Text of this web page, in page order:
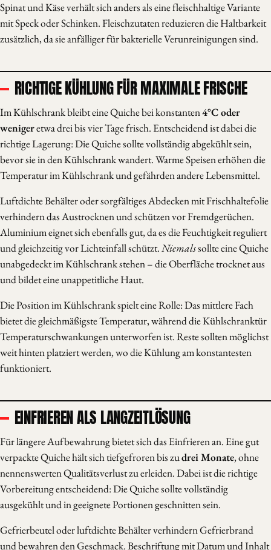
Spinat und Käse verhält sich anders als eine fleischhaltige Variante
mit Speck oder Schinken. Fleischzutaten reduzieren die Haltbarkeit
zusätzlich, da sie anfälliger für bakterielle Verunreinigungen sind.
RICHTIGE KÜHLUNG FÜR MAXIMALE FRISCHE
Im Kühlschrank bleibt eine Quiche bei konstanten4°C oder
wenigeretwa drei bis vier Tage frisch. Entscheidend ist dabei die
richtige Lagerung: Die Quiche sollte vollständig abgekühlt sein,
bevor sie in den Kühlschrank wandert. Warme Speisen erhöhen die
Temperatur im Kühlschrank und gefährden andere Lebensmittel.
Luftdichte Behälter oder sorgfältiges Abdecken mit Frischhaltefolie
verhindern das Austrocknen und schützen vor Fremdgerüchen.
Aluminium eignet sich ebenfalls gut, da es die Feuchtigkeit reguliert
und gleichzeitig vor Lichteinfall schützt.Niemalssollte eine Quiche
unabgedeckt im Kühlschrank stehen – die Oberfläche trocknet aus
und bildet eine unappetitliche Haut.
Die Position im Kühlschrank spielt eine Rolle: Das mittlere Fach
bietet die gleichmäßigste Temperatur, während die Kühlschranktür
Temperaturschwankungen unterworfen ist. Reste sollten möglichst
weit hinten platziert werden, wo die Kühlung am konstantesten
funktioniert.
EINFRIEREN ALS LANGZEITLÖSUNG
Für längere Aufbewahrung bietet sich das Einfrieren an. Eine gut
verpackte Quiche hält sich tiefgefroren bis zudrei Monate, ohne
nennenswerten Qualitätsverlust zu erleiden. Dabei ist die richtige
Vorbereitung entscheidend: Die Quiche sollte vollständig
ausgekühlt und in geeignete Portionen geschnitten sein.
Gefrierbeutel oder luftdichte Behälter verhindern Gefrierbrand
und bewahren den Geschmack. Beschriftung mit Datum und Inhalt